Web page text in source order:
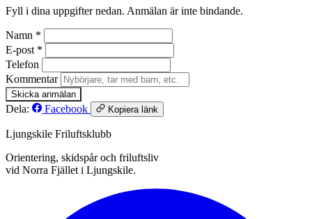
Fyll i dina uppgifter nedan. Anmälan är inte bindande.
Namn *
E-post *
Telefon
Kommentar
Skicka anmälan
Dela: Facebook Kopiera länk
Ljungskile Friluftsklubb
Orientering, skidspår och friluftsliv
vid Norra Fjället i Ljungskile.